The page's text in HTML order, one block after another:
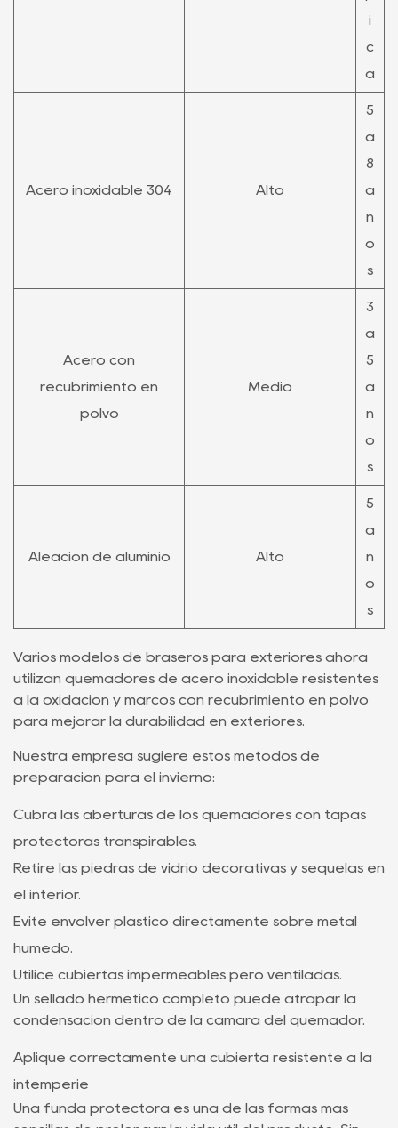
i
c
a
Acero inoxidable 304 Alto
5
a
8
a
ñ
o
s
Acero con
recubrimiento en
polvo
Medio
3
a
5
a
ñ
o
s
Aleación de aluminio Alto
5
a
ñ
o
s
Varios modelos de braseros para exteriores ahora
utilizan quemadores de acero inoxidable resistentes
a la oxidación y marcos con recubrimiento en polvo
para mejorar la durabilidad en exteriores.
Nuestra empresa sugiere estos métodos de
preparación para el invierno:
Cubra las aberturas de los quemadores con tapas
protectoras transpirables.
Retire las piedras de vidrio decorativas y séquelas en
el interior.
Evite envolver plástico directamente sobre metal
húmedo.
Utilice cubiertas impermeables pero ventiladas.
Un sellado hermético completo puede atrapar la
condensación dentro de la cámara del quemador.
Aplique correctamente una cubierta resistente a la
intemperie
Una funda protectora es una de las formas más